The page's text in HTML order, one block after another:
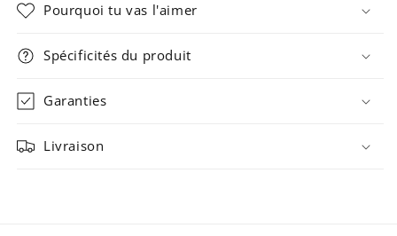
Pourquoi tu vas l'aimer
Spécificités du produit
Garanties
Livraison